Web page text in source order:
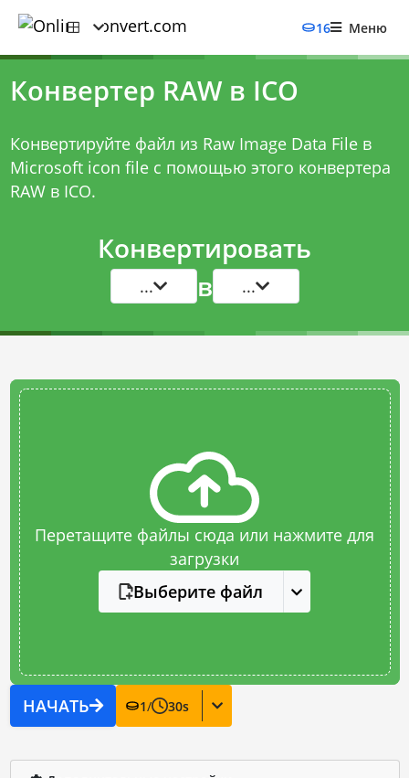
16 Меню
Конвертер RAW в ICO
Конвертируйте файл из Raw Image Data File в
Microsoft icon file с помощью этого конвертера
RAW в ICO.
Конвертировать
... в ...
Перетащите файлы сюда или нажмите для
загрузки
Выберите файл
НАЧАТЬ 1/ 30s